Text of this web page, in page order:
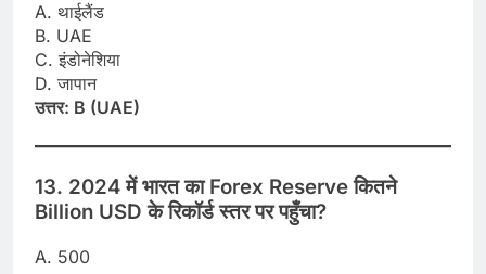
A. थाईलैंड
B. UAE
C. इंडोनेशिया
D. जापान
उत्तर: B (UAE)
13. 2024 में भारत का Forex Reserve कितने
Billion USD के रिकॉर्ड स्तर पर पहुँचा?
A. 500